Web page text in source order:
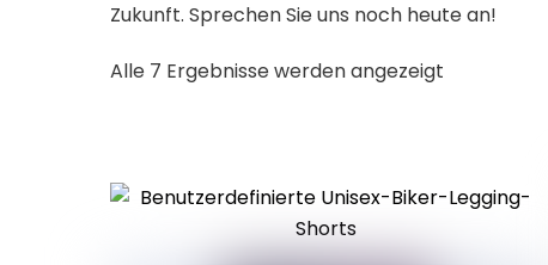
Zukunft. Sprechen Sie uns noch heute an!
Alle 7 Ergebnisse werden angezeigt